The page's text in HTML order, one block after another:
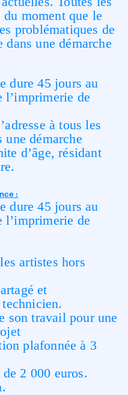
du moment que le
problématiques de
dans une démarche
dure 45 jours au
l’imprimerie de
à tous les
une démarche
d’âge, résidant
:
dure 45 jours au
l’imprimerie de
artistes hors
et
technicien.
son travail pour une
plafonnée à 3
2 000 euros.